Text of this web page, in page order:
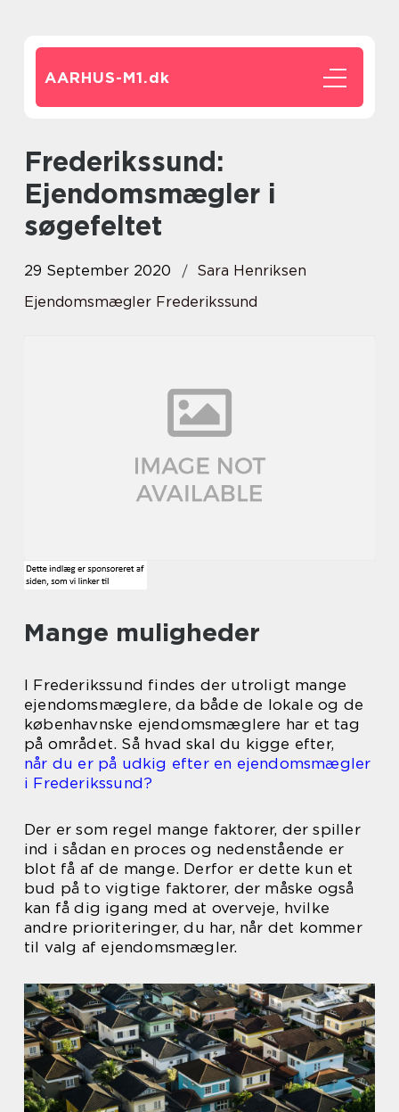
AARHUS-M1.dk
Frederikssund:
Ejendomsmægler i
søgefeltet
29 September 2020
Sara Henriksen
Ejendomsmægler Frederikssund
Mange muligheder
I Frederikssund findes der utroligt mange
ejendomsmæglere, da både de lokale og de
københavnske ejendomsmæglere har et tag
på området. Så hvad skal du kigge efter,
når du er på udkig efter en ejendomsmægler
i Frederikssund?
Der er som regel mange faktorer, der spiller
ind i sådan en proces og nedenstående er
blot få af de mange. Derfor er dette kun et
bud på to vigtige faktorer, der måske også
kan få dig igang med at overveje, hvilke
andre prioriteringer, du har, når det kommer
til valg af ejendomsmægler.